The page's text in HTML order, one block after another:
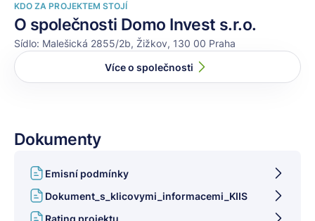
KDO ZA PROJEKTEM STOJÍ
O společnosti Domo Invest s.r.o.
Sídlo: Malešická 2855/2b, Žižkov, 130 00 Praha
Více o společnosti
Dokumenty
Emisní podmínky
Dokument_s_klicovymi_informacemi_KIIS
Rating projektu